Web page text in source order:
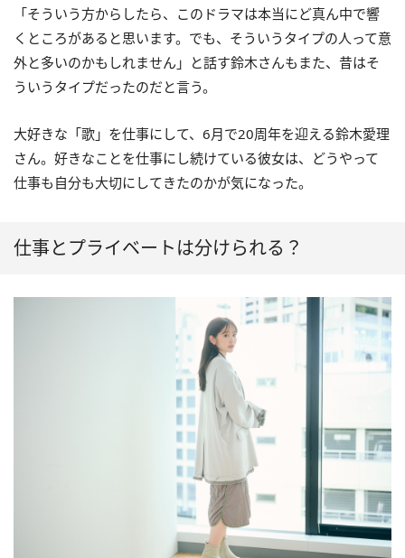
「そういう方からしたら、このドラマは本当にど真ん中で響
くところがあると思います。でも、そういうタイプの人って意
外と多いのかもしれません」と話す鈴木さんもまた、昔はそ
ういうタイプだったのだと言う。
大好きな「歌」を仕事にして、6月で20周年を迎える鈴木愛理
さん。好きなことを仕事にし続けている彼女は、どうやって
仕事も自分も大切にしてきたのかが気になった。
仕事とプライベートは分けられる？